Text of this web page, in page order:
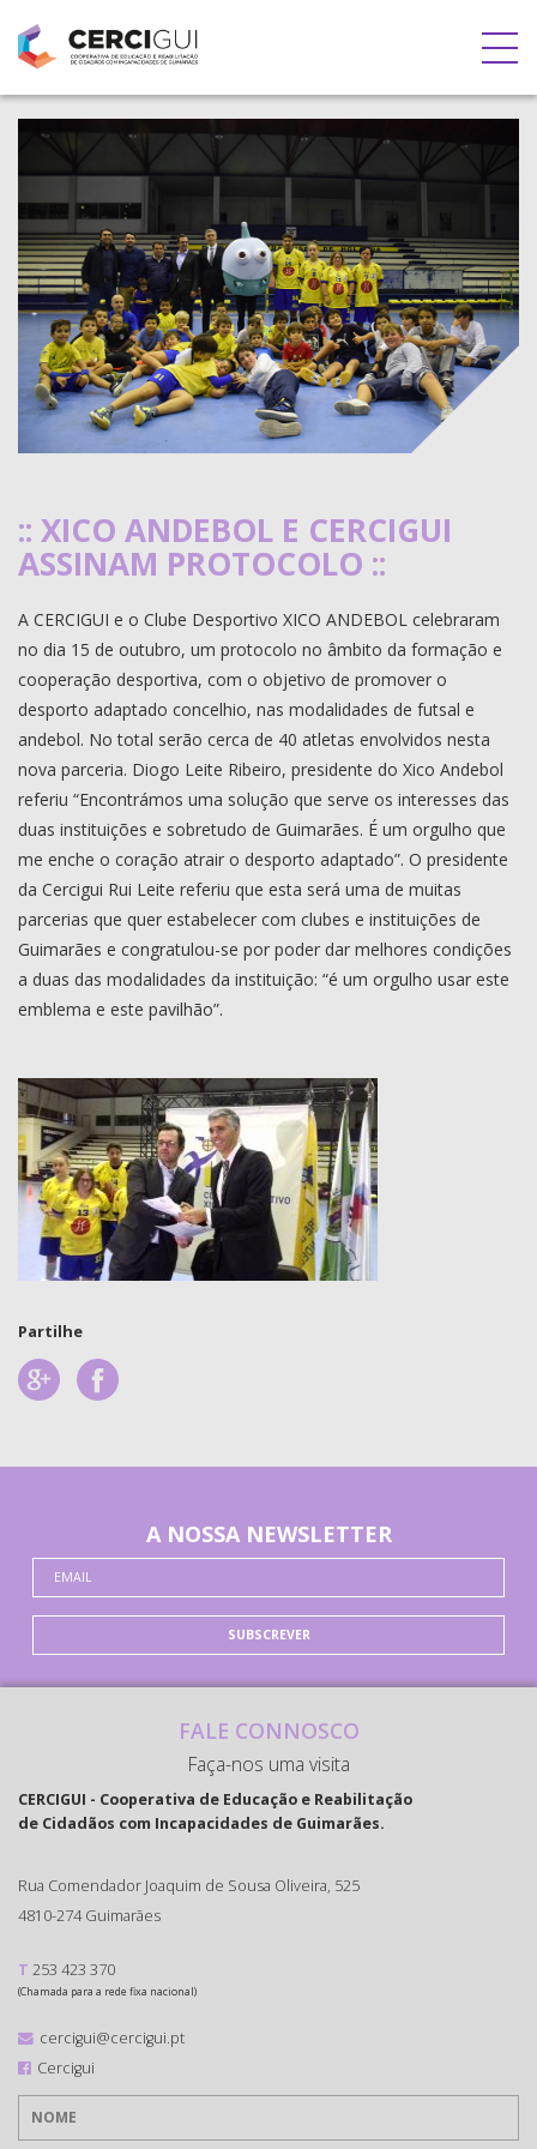
:: XICO ANDEBOL E CERCIGUI
ASSINAM PROTOCOLO ::
A CERCIGUI e o Clube Desportivo XICO ANDEBOL celebraram
no dia 15 de outubro, um protocolo no âmbito da formação e
cooperação desportiva, com o objetivo de promover o
desporto adaptado concelhio, nas modalidades de futsal e
andebol. No total serão cerca de 40 atletas envolvidos nesta
nova parceria. Diogo Leite Ribeiro, presidente do Xico Andebol
referiu “Encontrámos uma solução que serve os interesses das
duas instituições e sobretudo de Guimarães. É um orgulho que
me enche o coração atrair o desporto adaptado”. O presidente
da Cercigui Rui Leite referiu que esta será uma de muitas
parcerias que quer estabelecer com clubes e instituições de
Guimarães e congratulou-se por poder dar melhores condições
a duas das modalidades da instituição: “é um orgulho usar este
emblema e este pavilhão”.
Partilhe
A NOSSA NEWSLETTER
SUBSCREVER
FALE CONNOSCO
Faça-nos uma visita
CERCIGUI - Cooperativa de Educação e Reabilitação
de Cidadãos com Incapacidades de Guimarães.
Rua Comendador Joaquim de Sousa Oliveira, 525
4810-274 Guimarães
T 253 423 370
(Chamada para a rede fixa nacional)
cercigui@cercigui.pt
Cercigui